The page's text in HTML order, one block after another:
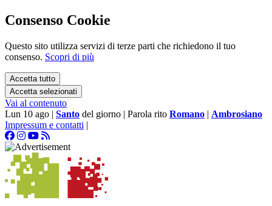
Consenso Cookie
Questo sito utilizza servizi di terze parti che richiedono il tuo
consenso. Scopri di più
Accetta tutto
Accetta selezionati
Vai al contenuto
Lun 10 ago | Santo del giorno | Parola rito Romano | Ambrosiano
Impressum e contatti |